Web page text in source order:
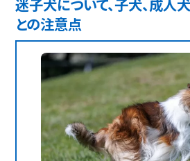
との注意点